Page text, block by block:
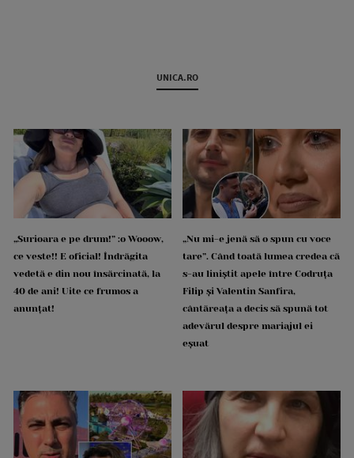
UNICA.RO
„Surioara e pe drum!” :o Wooow,
ce veste!! E oficial! Îndrăgita
vedetă e din nou însărcinată, la
40 de ani! Uite ce frumos a
anunțat!
„Nu mi-e jenă să o spun cu voce
tare”. Când toată lumea credea că
s-au liniștit apele între Codruța
Filip și Valentin Sanfira,
cântăreața a decis să spună tot
adevărul despre mariajul ei
eșuat